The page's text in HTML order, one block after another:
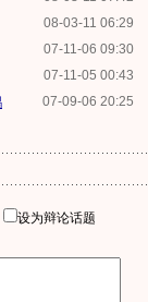
08-03-11 06:29
07-11-06 09:30
07-11-05 00:43
07-09-06 20:25
设为辩论话题